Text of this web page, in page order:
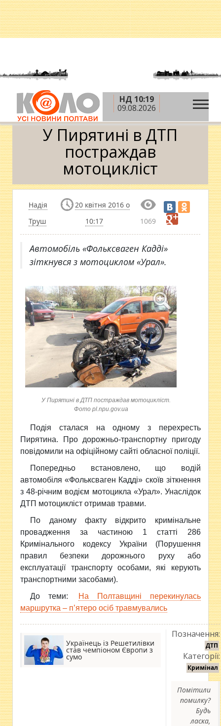
НД 10:19
09.08.2026
Головна » Новини » Кримінал »
У Пирятині в
ДТП постраждав мотоцикліст
У Пирятині в ДТП
постраждав
мотоцикліст
Надія
Труш
20 квітня 2016 о
10:17
1069
Автомобіль «Фольксваген Кадді»
зіткнувся з мотоциклом «Урал».
У Пирятині в ДТП постраждав мотоцикліст.
Фото pl.npu.gov.ua
Подія сталася на одному з перехресть
Пирятина. Про дорожньо-транспортну пригоду
повідомили на офіційному сайті обласної поліції.
Попередньо встановлено, що водій
автомобіля «Фольксваген Кадді» скоїв зіткнення
з 48-річним водієм мотоцикла «Урал». Унаслідок
ДТП мотоцикліст отримав травми.
По даному факту відкрито кримінальне
провадження за частиною 1 статті 286
Кримінального кодексу України (Порушення
правил безпеки дорожнього руху або
експлуатації транспорту особами, які керують
транспортними засобами).
До теми:
На Полтавщині перекинулась
маршрутка – п’ятеро осіб травмувались
Українець із Решетилівки
став чемпіоном Європи з
сумо
Позначення:
ДТП
Категорії:
Кримінал
Помітили
помилку?
Будь
ласка,